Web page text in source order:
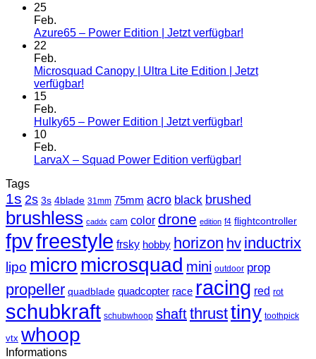
25
Feb.
Azure65 – Power Edition | Jetzt verfügbar!
22
Feb.
Microsquad Canopy | Ultra Lite Edition | Jetzt
verfügbar!
15
Feb.
Hulky65 – Power Edition | Jetzt verfügbar!
10
Feb.
LarvaX – Squad Power Edition verfügbar!
Tags
1s 2s 3s 4blade 31mm 75mm acro black brushed
brushless caddx cam color drone edition f4 flightcontroller
fpvfreestyle frsky hobby horizon hv inductrix
lipo micromicrosquad mini outdoor prop
propeller quadblade quadcopter race racing red rot
schubkraft schubwhoop shaftthrusttiny toothpick
vtx whoop
Informations